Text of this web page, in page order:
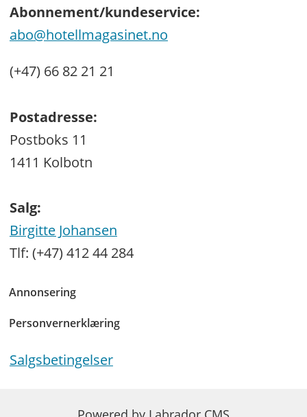
Abonnement/kundeservice:
abo@hotellmagasinet.no
(+47) 66 82 21 21
Postadresse:
Postboks 11
1411 Kolbotn
Salg:
Birgitte Johansen
Tlf: (+47) 412 44 284
Annonsering
Personvernerklæring
Salgsbetingelser